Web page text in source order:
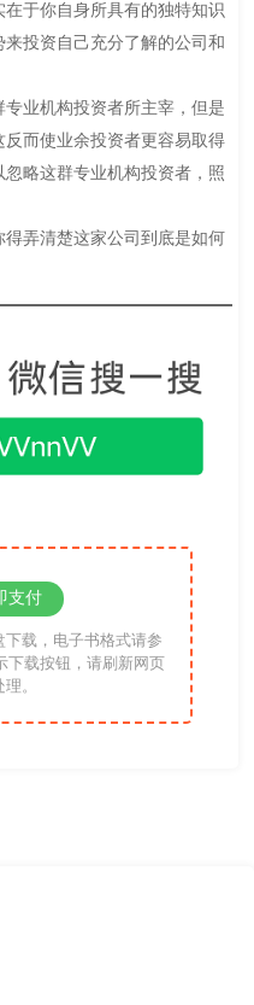
于你自身所具有的独特知识
投资自己充分了解的公司和
业机构投资者所主宰，但是
而使业余投资者更容易取得
略这群专业机构投资者，照
弄清楚这家公司到底是如何
支付
载，电子书格式请参
下载按钮，请刷新网页
。